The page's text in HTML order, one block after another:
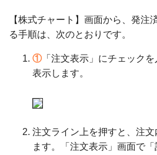
【株式チャート】画面から、発注
る手順は、次のとおりです。
①「注文表示」にチェックを
表示します。
注文ライン上を押すと、注
ます。「注文表示」画面で